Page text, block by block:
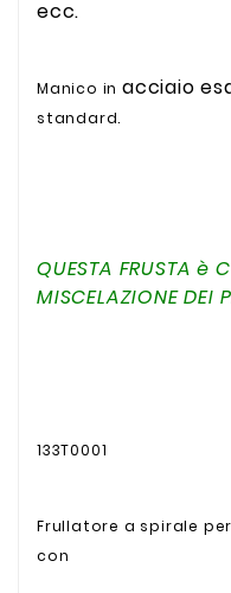
ecc.
Manico in acciaio
standard.
QUESTA FRUSTA è
MISCELAZIONE DEI
133T0001
Frullatore a spirale
con